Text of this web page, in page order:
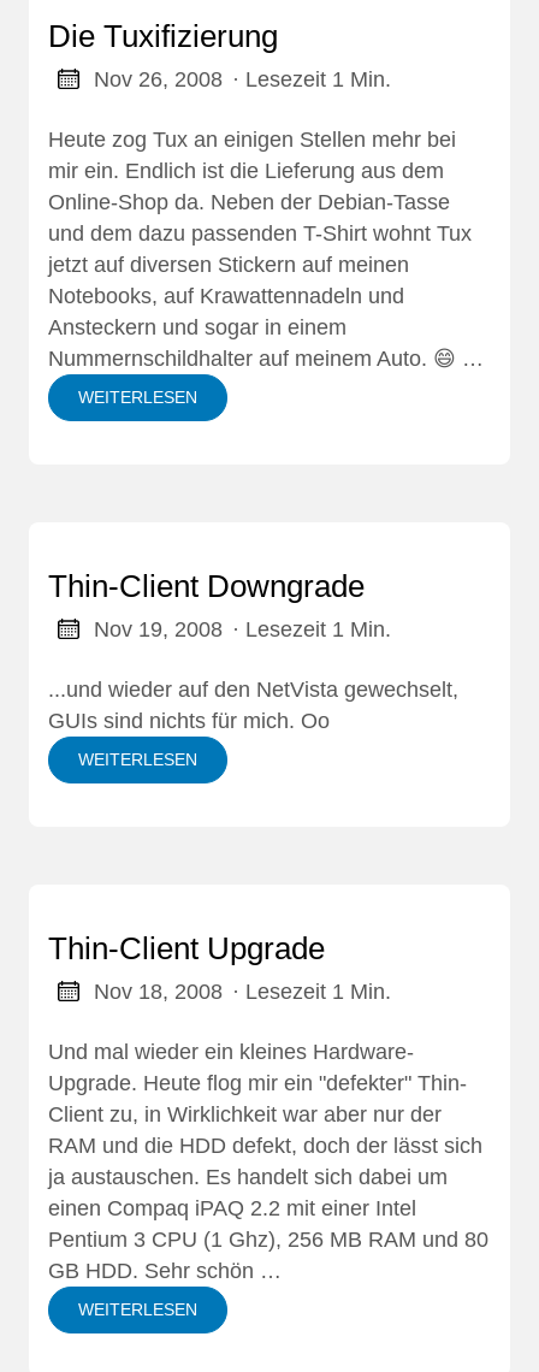
Die Tuxifizierung
Nov 26, 2008 · Lesezeit 1 Min.
Heute zog Tux an einigen Stellen mehr bei
mir ein. Endlich ist die Lieferung aus dem
Online-Shop da. Neben der Debian-Tasse
und dem dazu passenden T-Shirt wohnt Tux
jetzt auf diversen Stickern auf meinen
Notebooks, auf Krawattennadeln und
Ansteckern und sogar in einem
Nummernschildhalter auf meinem Auto. 😄 …
WEITERLESEN
Thin-Client Downgrade
Nov 19, 2008 · Lesezeit 1 Min.
...und wieder auf den NetVista gewechselt,
GUIs sind nichts für mich. Oo
WEITERLESEN
Thin-Client Upgrade
Nov 18, 2008 · Lesezeit 1 Min.
Und mal wieder ein kleines Hardware-
Upgrade. Heute flog mir ein "defekter" Thin-
Client zu, in Wirklichkeit war aber nur der
RAM und die HDD defekt, doch der lässt sich
ja austauschen. Es handelt sich dabei um
einen Compaq iPAQ 2.2 mit einer Intel
Pentium 3 CPU (1 Ghz), 256 MB RAM und 80
GB HDD. Sehr schön …
WEITERLESEN